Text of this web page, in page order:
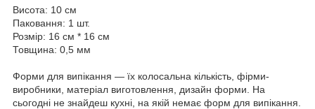
Висота: 10 см
Паковання: 1 шт.
Розмір: 16 см * 16 см
Товщина: 0,5 мм
Форми для випікання — їх колосальна кількість, фірми-
виробники, матеріал виготовлення, дизайн форми. На
сьогодні не знайдеш кухні, на якій немає форм для випікання.